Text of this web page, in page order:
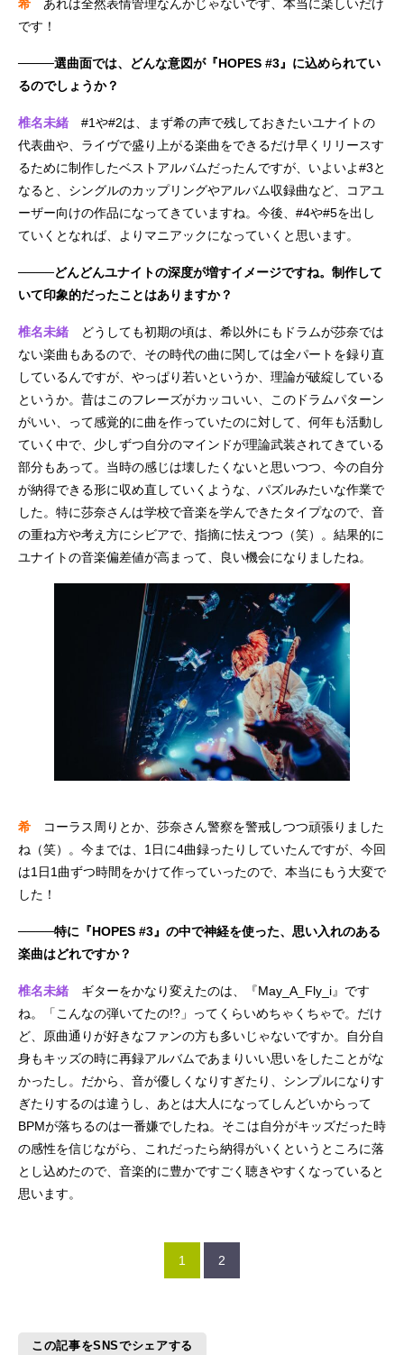
希 あれは全然表情管理なんかじゃないです、本当に楽しいだけ
です！
────選曲面では、どんな意図が『HOPES #3』に込められてい
るのでしょうか？
椎名未緒 #1や#2は、まず希の声で残しておきたいユナイトの
代表曲や、ライヴで盛り上がる楽曲をできるだけ早くリリースす
るために制作したベストアルバムだったんですが、いよいよ#3と
なると、シングルのカップリングやアルバム収録曲など、コアユ
ーザー向けの作品になってきていますね。今後、#4や#5を出し
ていくとなれば、よりマニアックになっていくと思います。
────どんどんユナイトの深度が増すイメージですね。制作して
いて印象的だったことはありますか？
椎名未緒 どうしても初期の頃は、希以外にもドラムが莎奈では
ない楽曲もあるので、その時代の曲に関しては全パートを録り直
しているんですが、やっぱり若いというか、理論が破綻している
というか。昔はこのフレーズがカッコいい、このドラムパターン
がいい、って感覚的に曲を作っていたのに対して、何年も活動し
ていく中で、少しずつ自分のマインドが理論武装されてきている
部分もあって。当時の感じは壊したくないと思いつつ、今の自分
が納得できる形に収め直していくような、パズルみたいな作業で
した。特に莎奈さんは学校で音楽を学んできたタイプなので、音
の重ね方や考え方にシビアで、指摘に怯えつつ（笑）。結果的に
ユナイトの音楽偏差値が高まって、良い機会になりましたね。
希 コーラス周りとか、莎奈さん警察を警戒しつつ頑張りました
ね（笑）。今までは、1日に4曲録ったりしていたんですが、今回
は1日1曲ずつ時間をかけて作っていったので、本当にもう大変で
した！
────特に『HOPES #3』の中で神経を使った、思い入れのある
楽曲はどれですか？
椎名未緒 ギターをかなり変えたのは、『May_A_Fly_i』です
ね。「こんなの弾いてたの!?」ってくらいめちゃくちゃで。だけ
ど、原曲通りが好きなファンの方も多いじゃないですか。自分自
身もキッズの時に再録アルバムであまりいい思いをしたことがな
かったし。だから、音が優しくなりすぎたり、シンプルになりす
ぎたりするのは違うし、あとは大人になってしんどいからって
BPMが落ちるのは一番嫌でしたね。そこは自分がキッズだった時
の感性を信じながら、これだったら納得がいくというところに落
とし込めたので、音楽的に豊かですごく聴きやすくなっていると
思います。
1 2
この記事をSNSでシェアする